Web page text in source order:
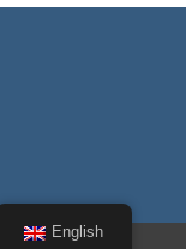
English